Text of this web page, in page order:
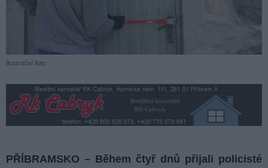
Ilustrační foto.
PŘÍBRAMSKO – Během čtyř dnů přijali policisté